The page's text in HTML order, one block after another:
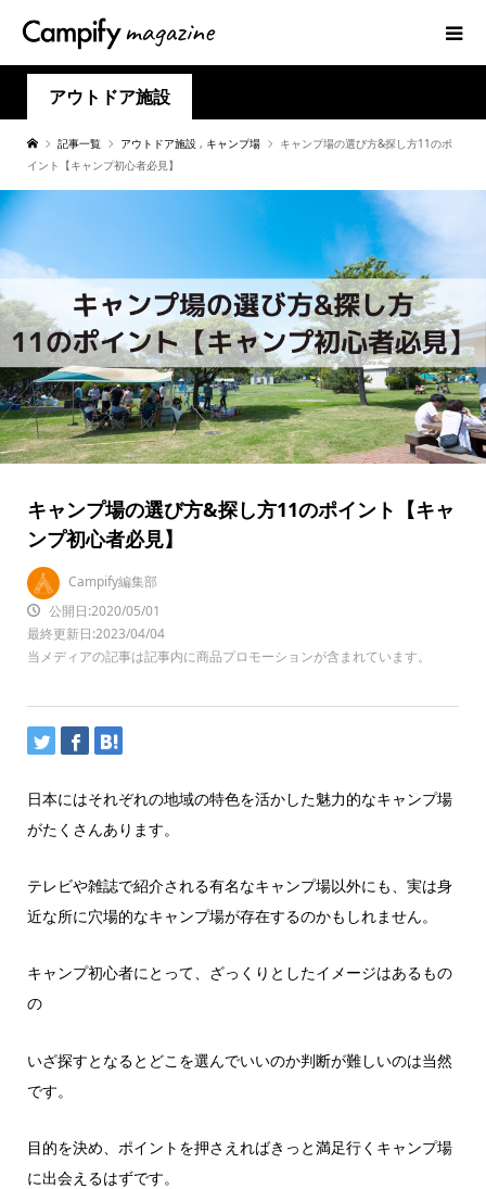
アウトドア施設
記事一覧 アウトドア施設 , キャンプ場
キャンプ場の選び方&探し方11のポ
イント【キャンプ初心者必見】
キャンプ場の選び方&探し方11のポイント【キャ
ンプ初心者必見】
Campify編集部
公開日:2020/05/01
最終更新日:2023/04/04
当メディアの記事は記事内に商品プロモーションが含まれています。
日本にはそれぞれの地域の特色を活かした魅力的なキャンプ場
がたくさんあります。
テレビや雑誌で紹介される有名なキャンプ場以外にも、 実は身
近な所に穴場的なキャンプ場が存在するのかもしれません。
キャンプ初心者にとって、ざっくりとしたイメージはあるもの
の
いざ探すとなるとどこを選んでいいのか判断が難しいのは当然
です。
目的を決め、ポイントを押さえればきっと満足行くキャンプ場
に出会えるはずです。